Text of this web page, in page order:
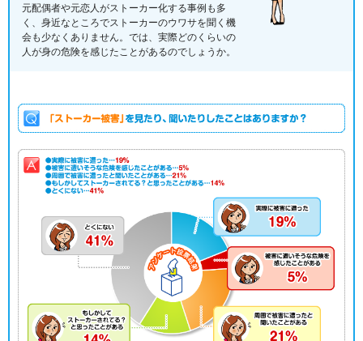
元配偶者や元恋人がストーカー化する事例も多
く、身近なところでストーカーのウワサを聞く機
会も少なくありません。では、実際どのくらいの
人が身の危険を感じたことがあるのでしょうか。